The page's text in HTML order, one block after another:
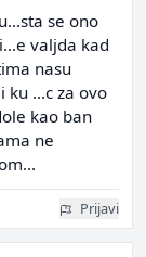
se ono
valjda kad
nasu
ku ...c za ovo
kao ban
ne
Prijavi